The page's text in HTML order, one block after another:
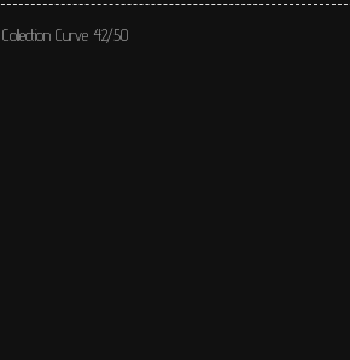
Collection Curve 42/50